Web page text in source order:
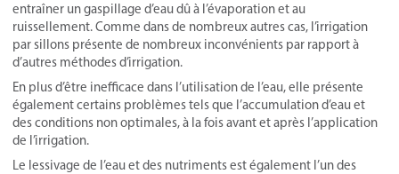
entraîner un gaspillage d’eau dû à l’évaporation et au
ruissellement. Comme dans de nombreux autres cas, l’irrigation
par sillons présente de nombreux inconvénients par rapport à
d’autres méthodes d’irrigation.
En plus d’être inefficace dans l’utilisation de l’eau, elle présente
également certains problèmes tels que l’accumulation d’eau et
des conditions non optimales, à la fois avant et après l’application
de l’irrigation.
Le lessivage de l’eau et des nutriments est également l’un des